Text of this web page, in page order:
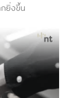
ยิ่งขึ้น